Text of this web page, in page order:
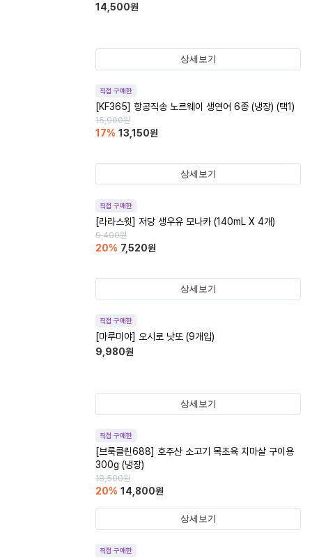
14,500원
상세보기
직접 구매한
[KF365] 항공직송 노르웨이 생연어 6종 (냉장) (택1)
15,900원
17% 13,150원
상세보기
직접 구매한
[라라스윗] 저당 생우유 모나카 (140mL X 4개)
9,400원
20% 7,520원
상세보기
직접 구매한
[마루미야] 오시로 낫또 (9개입)
9,980원
상세보기
직접 구매한
[브룩클린688] 호주산 소고기 목초육 치마살 구이용
300g (냉장)
18,500원
20% 14,800원
상세보기
직접 구매한